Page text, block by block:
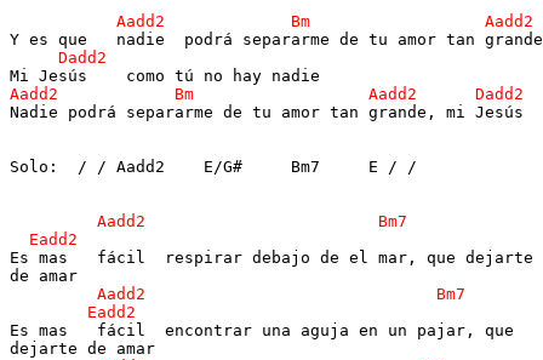
Nadie podrá separarme de tu amor tan grande, mi Jesús
Solo:  / / Aadd2    E/G#     Bm7     E / /
Es mas   fácil  respirar debajo de el mar, que dejarte
Es mas   fácil  encontrar una aguja en un pajar, que